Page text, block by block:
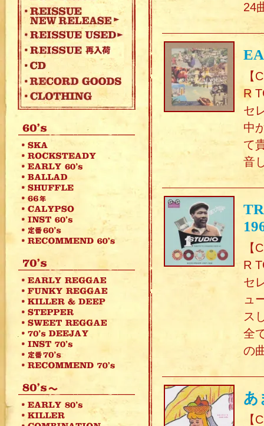
24
【
R
セ
中
て
音
【
R
セ
ュ
ス
全
の
あ
【